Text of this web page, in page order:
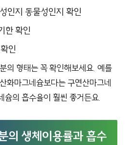
인지 동물성인지 확인
한 확인
인
의 형태는 꼭 확인해보세요. 예를
화마그네슘보다는 구연산마그네
슘의 흡수율이 훨씬 좋거든요.
의 생체이용률과 흡수